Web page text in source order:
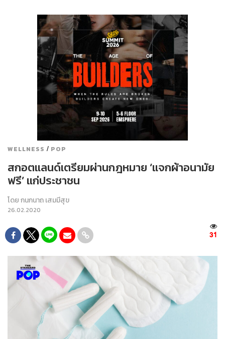
WELLNESS / POP
สกอตแลนด์เตรียมผ่านกฎหมาย ‘แจกผ้าอนามัย
ฟรี’ แก่ประชาชน
โดยกนกนาถ เสมมีสุข
26.02.2020
31